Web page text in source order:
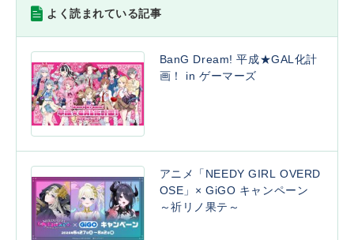
よく読まれている記事
BanG Dream! 平成★GAL化計
画！ in ゲーマーズ
アニメ「NEEDY GIRL OVERD
OSE」× GiGO キャンペーン
～祈リノ果テ～